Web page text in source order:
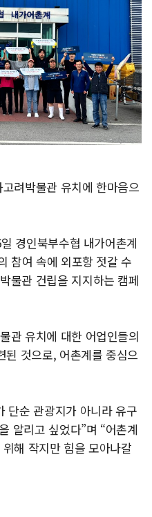
려박물관 유치에 한마음으
경인북부수협 내가어촌계
참여 속에 외포항 젓갈 수
물관 건립을 지지하는 캠페
관 유치에 대한 어업인들의
된 것으로, 어촌계를 중심으
단순 관광지가 아니라 유구
알리고 싶었다”며 “어촌계
해 작지만 힘을 모아나갈